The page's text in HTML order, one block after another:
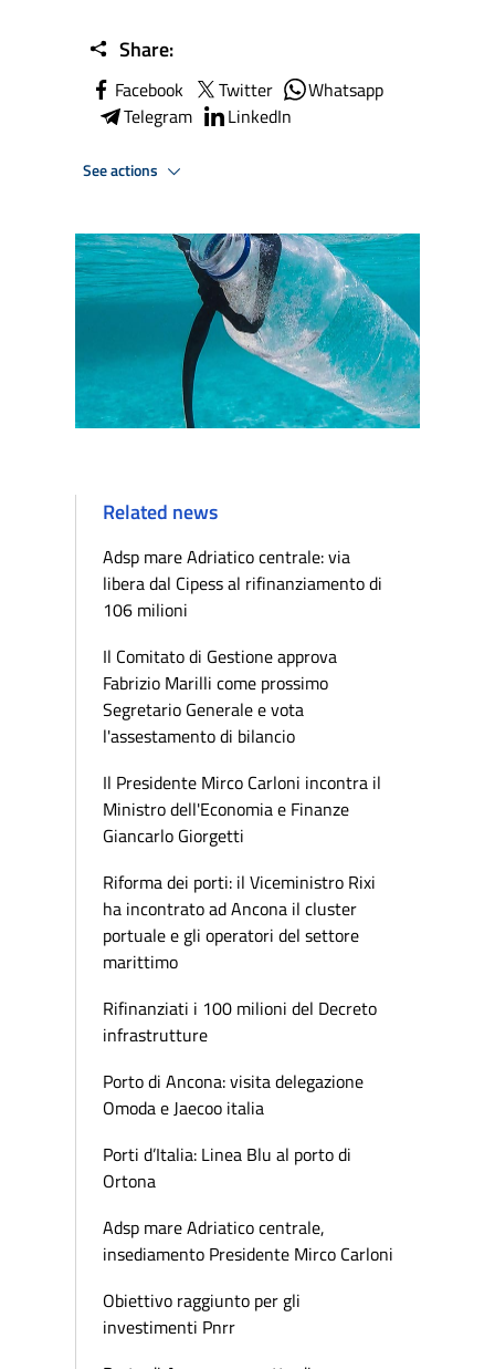
Share:
Facebook Twitter
Whatsapp
Telegram
LinkedIn
See actions
Related news
Adsp mare Adriatico centrale: via
libera dal Cipess al rifinanziamento di
106 milioni
Il Comitato di Gestione approva
Fabrizio Marilli come prossimo
Segretario Generale e vota
l'assestamento di bilancio
Il Presidente Mirco Carloni incontra il
Ministro dell'Economia e Finanze
Giancarlo Giorgetti
Riforma dei porti: il Viceministro Rixi
ha incontrato ad Ancona il cluster
portuale e gli operatori del settore
marittimo
Rifinanziati i 100 milioni del Decreto
infrastrutture
Porto di Ancona: visita delegazione
Omoda e Jaecoo italia
Porti d’Italia: Linea Blu al porto di
Ortona
Adsp mare Adriatico centrale,
insediamento Presidente Mirco Carloni
Obiettivo raggiunto per gli
investimenti Pnrr